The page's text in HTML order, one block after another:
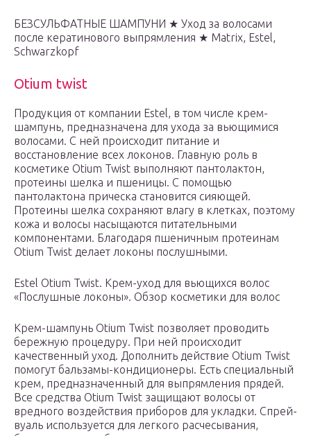
БЕЗСУЛЬФАТНЫЕ ШАМПУНИ ★ Уход за волосами
после кератинового выпрямления ★ Matrix, Estel,
Schwarzkopf
Otium twist
Продукция от компании Estel, в том числе крем-
шампунь, предназначена для ухода за вьющимися
волосами. С ней происходит питание и
восстановление всех локонов. Главную роль в
косметике Otium Twist выполняют пантолактон,
протеины шелка и пшеницы. С помощью
пантолактона прическа становится сияющей.
Протеины шелка сохраняют влагу в клетках, поэтому
кожа и волосы насыщаются питательными
компонентами. Благодаря пшеничным протеинам
Otium Twist делает локоны послушными.
Estel Otium Twist. Крем-уход для вьющихся волос
«Послушные локоны». Обзор косметики для волос
Крем-шампунь Otium Twist позволяет проводить
бережную процедуру. При ней происходит
качественный уход. Дополнить действие Otium Twist
помогут бальзамы-кондиционеры. Есть специальный
крем, предназначенный для выпрямления прядей.
Все средства Otium Twist защищают волосы от
вредного воздействия приборов для укладки. Спрей-
вуаль используется для легкого расчесывания,